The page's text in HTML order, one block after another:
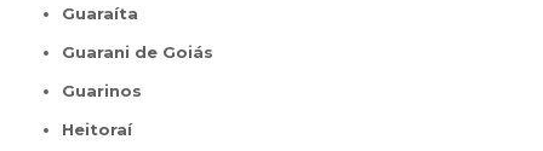
Guaraíta
Guarani de Goiás
Guarinos
Heitoraí